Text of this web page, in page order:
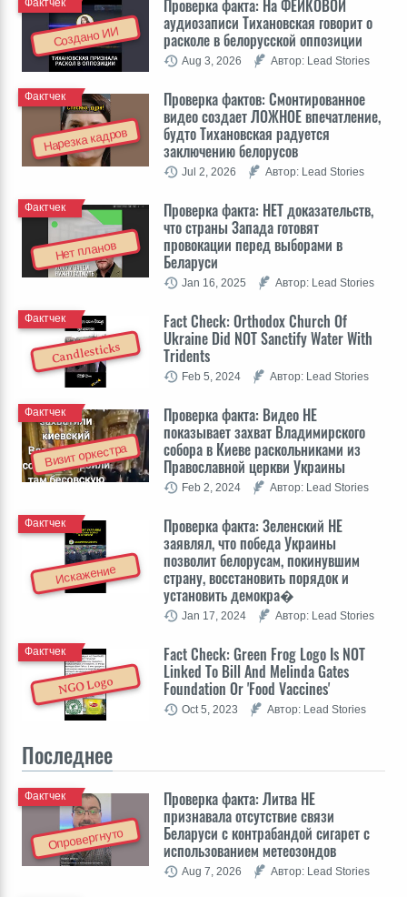
Создано ИИ
Проверка факта: На ФЕЙКОВОЙ
аудиозаписи Тихановская говорит о
расколе в белорусской оппозиции
Фактчек
Aug 3, 2026 Автор: Lead Stories
Нарезка кадров
Проверка фактов: Cмонтированное
видео создает ЛОЖНОЕ впечатление,
будто Тихановская радуется
заключению белорусов
Фактчек
Jul 2, 2026 Автор: Lead Stories
Нет планов
Проверка факта: НЕТ доказательств,
что страны Запада готовят
провокации перед выборами в
Беларуси
Фактчек
Jan 16, 2025 Автор: Lead Stories
Candlesticks
Fact Check: Orthodox Church Of
Ukraine Did NOT Sanctify Water With
Tridents
Фактчек
Feb 5, 2024 Автор: Lead Stories
Визит оркестра
Проверка факта: Видео НЕ
показывает захват Владимирского
собора в Киеве раскольниками из
Православной церкви Украины
Фактчек
Feb 2, 2024 Автор: Lead Stories
Искажение
Проверка факта: Зеленский НЕ
заявлял, что победа Украины
позволит белорусам, покинувшим
страну, восстановить порядок и
установить демокра�
Фактчек
Jan 17, 2024 Автор: Lead Stories
NGO Logo
Fact Check: Green Frog Logo Is NOT
Linked To Bill And Melinda Gates
Foundation Or 'Food Vaccines'
Фактчек
Oct 5, 2023 Автор: Lead Stories
Последнее
Опровергнуто
Проверка факта: Литва НЕ
признавала отсутствие связи
Беларуси с контрабандой сигарет с
использованием метеозондов
Фактчек
Aug 7, 2026 Автор: Lead Stories